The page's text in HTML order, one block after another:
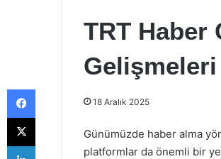
TRT Haber
18 Aralık 2025
Günümüzde haber alma
platformlar da önemli bir
Facebook
X
LinkedIn